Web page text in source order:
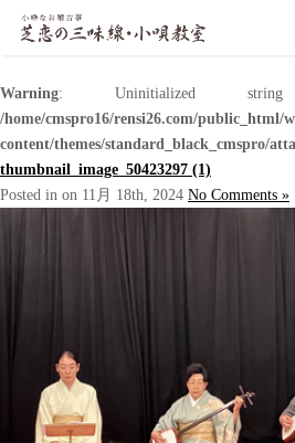
Warning: Uninitialized
/home/cmspro16/rensi26.com/public_html/
content/themes/standard_black_cmspro/
thumbnail_image_50423297 (1)
Posted in on 11月 18th, 2024 No Comments »